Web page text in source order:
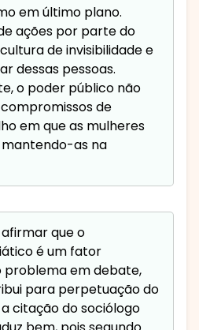
em último plano.
ações por parte do
de invisibilidade e
dessas pessoas.
o poder público não
de
em que as mulheres
mantendo-as na
que o
é um fator
problema em debate,
para perpetuação do
citação do sociólogo